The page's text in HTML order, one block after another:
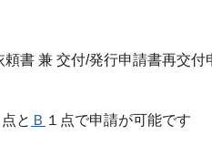
書 兼 交付/発行申請書再交付
と Ｂ １点で申請が可能です